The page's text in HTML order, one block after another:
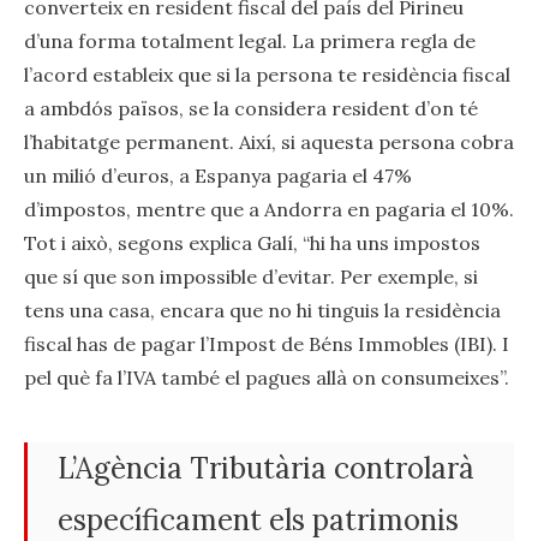
converteix en resident fiscal del país del Pirineu
d’una forma totalment legal. La primera regla de
l’acord estableix que si la persona te residència fiscal
a ambdós països, se la considera resident d’on té
l’habitatge permanent. Així, si aquesta persona cobra
un milió d’euros, a Espanya pagaria el 47%
d’impostos, mentre que a Andorra en pagaria el 10%.
Tot i això, segons explica Galí, “hi ha uns impostos
que sí que son impossible d’evitar. Per exemple, si
tens una casa, encara que no hi tinguis la residència
fiscal has de pagar l’Impost de Béns Immobles (IBI). I
pel què fa l’IVA també el pagues allà on consumeixes”.
L’Agència Tributària controlarà
específicament els patrimonis